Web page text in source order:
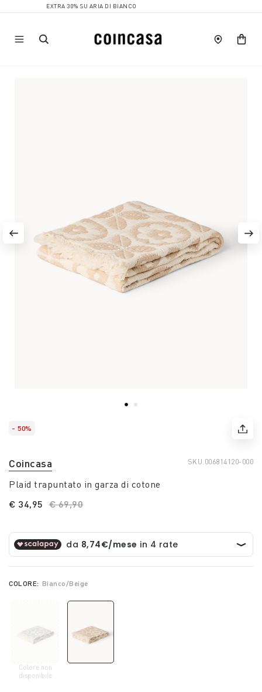
EXTRA 30% SU ARIA DI BIANCO
- 50%
Coincasa SKU. 006814120-000
Plaid trapuntato in garza di cotone
Price reduced from
€ 69,90
€ 34,95
COLORE: Bianco/Beige
Colore non
disponibile